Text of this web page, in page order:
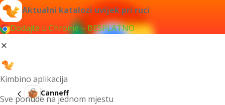
Aktualni katalozi uvijek pri ruci
Dodajte u Chrome – BESPLATNO
Kimbino aplikacija
Sve ponude na jednom mjestu
Canneff